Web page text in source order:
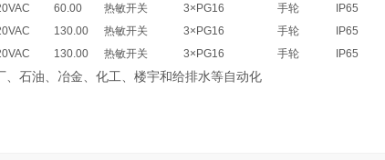
60.00 热敏开关 3×PG16 手轮 IP65
130.00 热敏开关 3×PG16 手轮 IP65
130.00 热敏开关 3×PG16 手轮 IP65
石油、冶金、化工、楼宇和给排水等自动化